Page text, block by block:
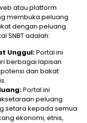
atau platform
membuka peluang
dengan peluang
SNBT adalah:
Unggul:Portal ini
berbagai lapisan
dan bakat
Portal ini
peluang
setara kepada semua
ekonomi, etnis,